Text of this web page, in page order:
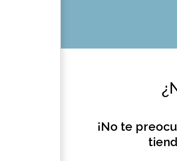
¡No te